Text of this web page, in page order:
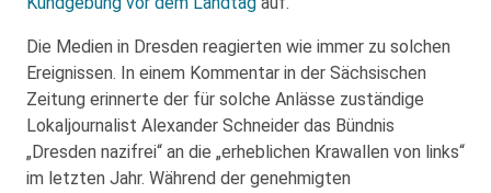
Die Medien in Dresden reagierten wie immer zu solchen
Ereignissen. In einem Kommentar in der Sächsischen
Zeitung erinnerte der für solche Anlässe zuständige
Lokaljournalist Alexander Schneider das Bündnis
„Dresden nazifrei“ an die „erheblichen Krawallen von links“
im letzten Jahr. Während der genehmigten